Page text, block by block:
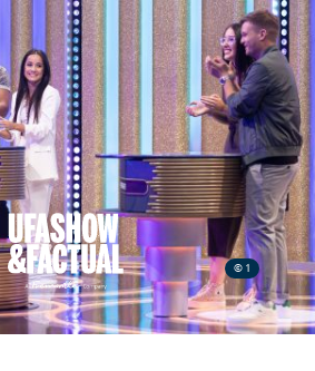
© 1